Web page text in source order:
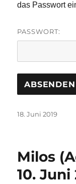
das Passwort
PASSWORT:
Veröffentlicht
18. Juni 2019
Milos
10. Juni